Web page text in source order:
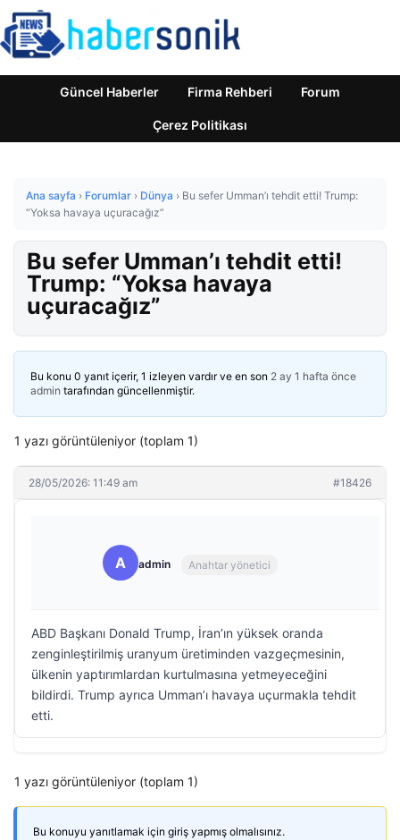
Güncel Haberler Firma Rehberi Forum
Çerez Politikası
Ana sayfa › Forumlar › Dünya › Bu sefer Umman’ı tehdit etti! Trump:
“Yoksa havaya uçuracağız”
Bu sefer Umman’ı tehdit etti!
Trump: “Yoksa havaya
uçuracağız”
Bu konu 0 yanıt içerir, 1 izleyen vardır ve en son 2 ay 1 hafta önce
admin tarafından güncellenmiştir.
1 yazı görüntüleniyor (toplam 1)
28/05/2026: 11:49 am #18426
A admin Anahtar yönetici
ABD Başkanı Donald Trump, İran’ın yüksek oranda
zenginleştirilmiş uranyum üretiminden vazgeçmesinin,
ülkenin yaptırımlardan kurtulmasına yetmeyeceğini
bildirdi. Trump ayrıca Umman’ı havaya uçurmakla tehdit
etti.
1 yazı görüntüleniyor (toplam 1)
Bu konuyu yanıtlamak için giriş yapmış olmalısınız.